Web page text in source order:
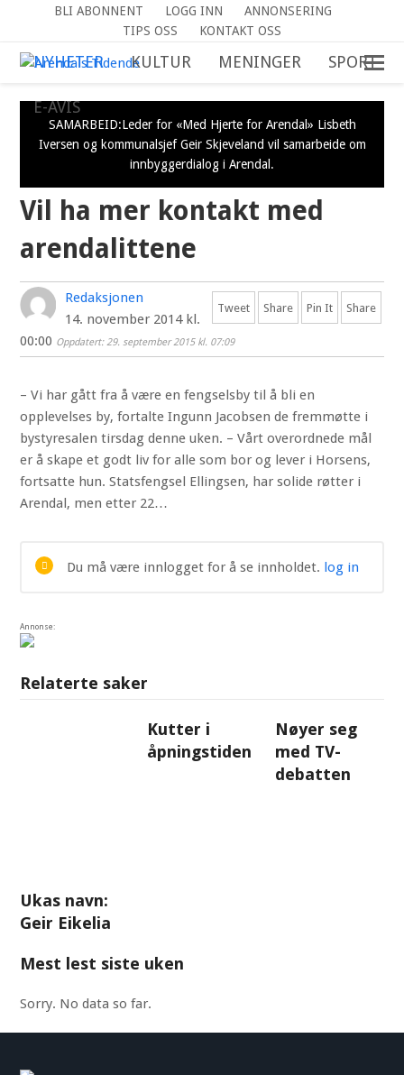
BLI ABONNENT LOGG INN
ANNONSERING
TIPS OSS
KONTAKT OSS
NYHETER KULTUR MENINGER SPORT
E-AVIS
SAMARBEID:Leder for «Med Hjerte for Arendal» Lisbeth
Iversen og kommunalsjef Geir Skjeveland vil samarbeide om
innbyggerdialog i Arendal.
Vil ha mer kontakt med
arendalittene
Tweet Share Pin It Share
Redaksjonen
14. november 2014 kl.
00:00 Oppdatert: 29. september 2015 kl. 07:09
– Vi har gått fra å være en fengselsby til å bli en
opplevelses by, fortalte Ingunn Jacobsen de fremmøtte i
bystyresalen tirsdag denne uken. – Vårt overordnede mål
er å skape et godt liv for alle som bor og lever i Horsens,
fortsatte hun. Statsfengsel Ellingsen, har solide røtter i
Arendal, men etter 22…
Du må være innlogget for å se innholdet. log in
Annonse:
Relaterte saker
Ukas navn:
Geir Eikelia
Kutter i
åpningstiden
Nøyer seg
med TV-
debatten
Mest lest siste uken
Sorry. No data so far.